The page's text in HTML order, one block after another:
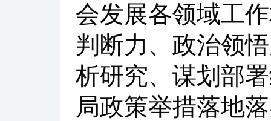
会发展各领域工
判断力、政治领
析研究、谋划部
局政策举措落地